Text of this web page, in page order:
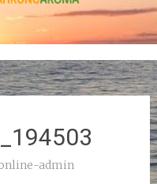
admin